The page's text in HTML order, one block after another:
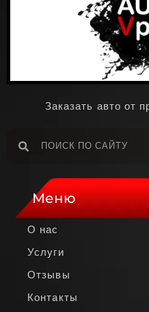
Заказать авто от
Меню
О нас
Услуги
Отзывы
Контакты